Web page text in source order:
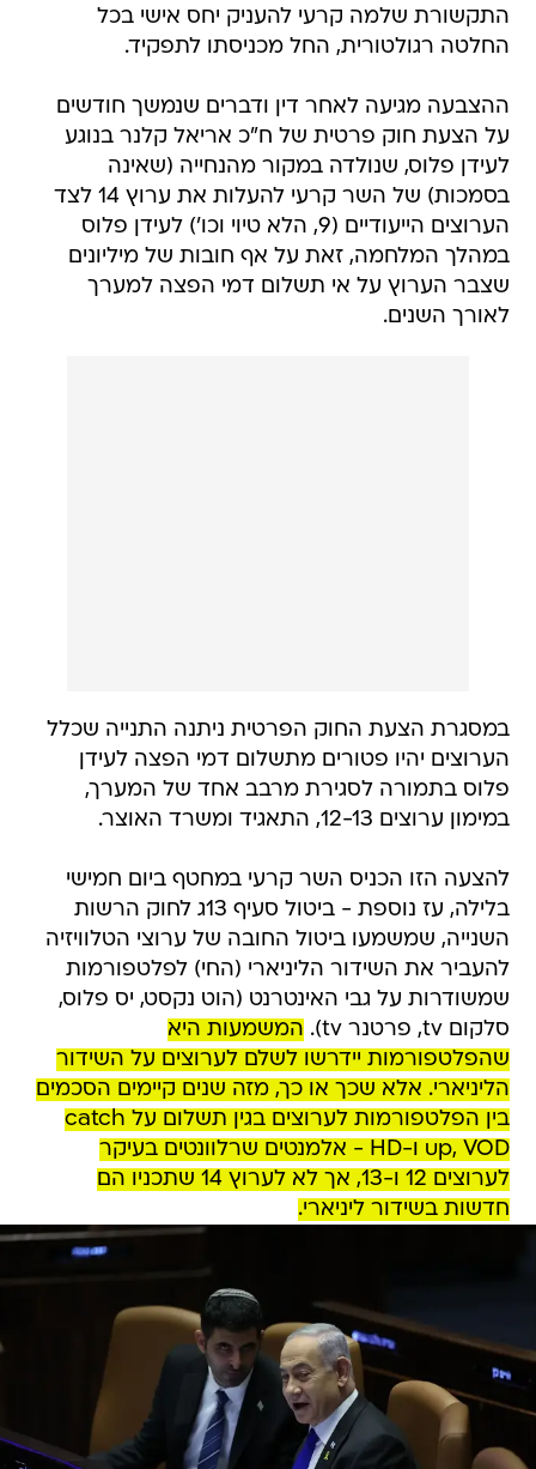
התקשורת שלמה קרעי להעניק יחס אישי בכל
החלטה רגולטורית, החל מכניסתו לתפקיד.
ההצבעה מגיעה לאחר דין ודברים שנמשך חודשים
על הצעת חוק פרטית של ח"כ אריאל קלנר בנוגע
לעידן פלוס, שנולדה במקור מהנחייה (שאינה
בסמכות) של השר קרעי להעלות את ערוץ 14 לצד
הערוצים הייעודיים (9, הלא טיוי וכו') לעידן פלוס
במהלך המלחמה, זאת על אף חובות של מיליונים
שצבר הערוץ על אי תשלום דמי הפצה למערך
לאורך השנים.
במסגרת הצעת החוק הפרטית ניתנה התנייה שכלל
הערוצים יהיו פטורים מתשלום דמי הפצה לעידן
פלוס בתמורה לסגירת מרבב אחד של המערך,
במימון ערוצים 12-13, התאגיד ומשרד האוצר.
להצעה הזו הכניס השר קרעי במחטף ביום חמישי
בלילה, עז נוספת - ביטול סעיף 13ג לחוק הרשות
השנייה, שמשמעו ביטול החובה של ערוצי הטלוויזיה
להעביר את השידור הליניארי (החי) לפלטפורמות
שמשודרות על גבי האינטרנט (הוט נקסט, יס פלוס,
סלקום tv, פרטנר tv).
המשמעות היא
שהפלטפורמות יידרשו לשלם לערוצים על השידור
הליניארי. אלא שכך או כך, מזה שנים קיימים הסכמים
בין הפלטפורמות לערוצים בגין תשלום על catch
up, VOD ו-HD - אלמנטים שרלוונטים בעיקר
לערוצים 12 ו-13, אך לא לערוץ 14 שתכניו הם
חדשות בשידור ליניארי.